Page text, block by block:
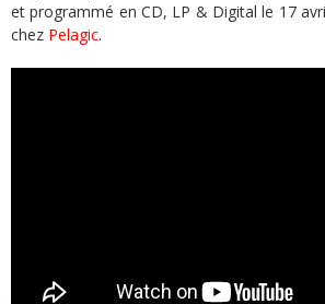
et programmé en CD, LP & Digital le 17
chez Pelagic.